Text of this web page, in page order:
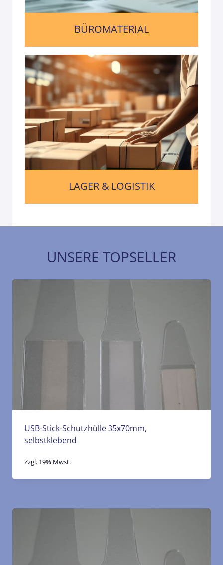
BÜROMATERIAL
LAGER & LOGISTIK
UNSERE TOPSELLER
USB-Stick-Schutzhülle 35x70mm,
selbstklebend
Zzgl. 19% Mwst.